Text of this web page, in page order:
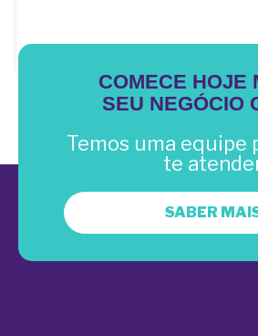
COMECE HOJE
SEU NEGÓCIO
Temos uma equipe
te
SABER